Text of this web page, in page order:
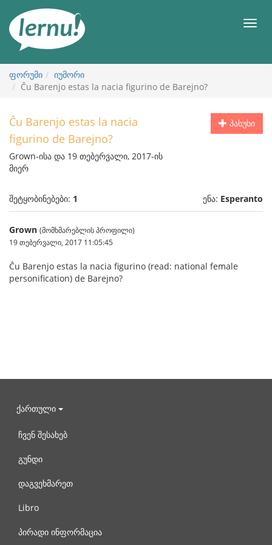
ნახვა
მენიუ
ფორუმი
იუმორი
Ĉu Barenjo estas la nacia figurino de Barejno?
პასუხი
Ĉu Barenjo estas la nacia
figurino de Barejno?
Grown-ისა და 19 თებერვალი, 2017-ის
მიერ
შეტყობინებები: 1 ენა: Esperanto
Grown (მომხმარებლის პროფილი)
19 თებერვალი, 2017 11:05:45
Ĉu Barenjo estas la nacia figurino (read: national female
personification) de Barejno?
ქართული
ჩვენ შესახებ
გუნდი
დაგვეხმარეთ
Libro
პირადი ინფორმაცია